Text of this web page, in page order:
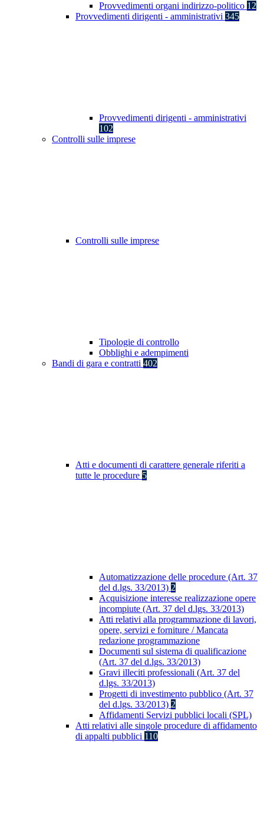
Provvedimenti organi indirizzo-politico 12
Provvedimenti dirigenti - amministrativi 345
Provvedimenti dirigenti - amministrativi
102
Controlli sulle imprese
Controlli sulle imprese
Tipologie di controllo
Obblighi e adempimenti
Bandi di gara e contratti 402
Atti e documenti di carattere generale riferiti a
tutte le procedure 5
Automatizzazione delle procedure (Art. 37
del d.lgs. 33/2013) 2
Acquisizione interesse realizzazione opere
incompiute (Art. 37 del d.lgs. 33/2013)
Atti relativi alla programmazione di lavori,
opere, servizi e forniture / Mancata
redazione programmazione
Documenti sul sistema di qualificazione
(Art. 37 del d.lgs. 33/2013)
Gravi illeciti professionali (Art. 37 del
d.lgs. 33/2013)
Progetti di investimento pubblico (Art. 37
del d.lgs. 33/2013) 2
Affidamenti Servizi pubblici locali (SPL)
Atti relativi alle singole procedure di affidamento
di appalti pubblici 110